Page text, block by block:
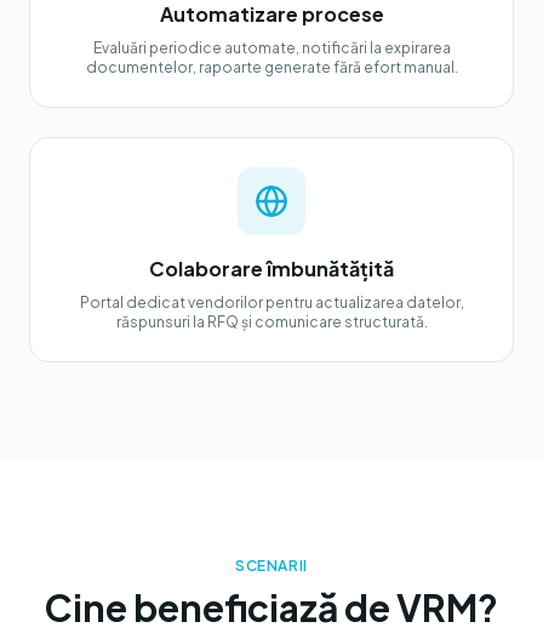
Automatizare procese
Evaluări periodice automate, notificări la expirarea
documentelor, rapoarte generate fără efort manual.
Colaborare îmbunătățită
Portal dedicat vendorilor pentru actualizarea datelor,
răspunsuri la RFQ și comunicare structurată.
SCENARII
Cine beneficiază de VRM?